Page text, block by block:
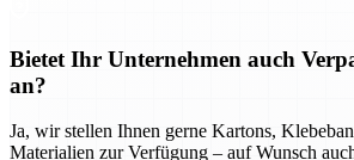
Bietet Ihr Unternehmen auch
an?
Ja, wir stellen Ihnen gerne Kartons,
Materialien zur Verfügung – auf Wunsch